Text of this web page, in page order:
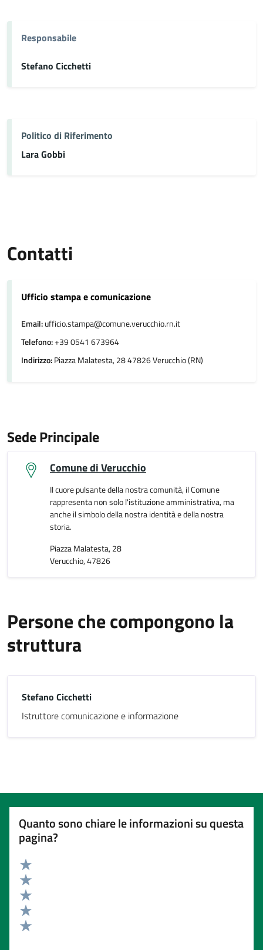
Responsabile
Stefano Cicchetti
Politico di Riferimento
Lara Gobbi
Contatti
Ufficio stampa e comunicazione
Email:ufficio.stampa@comune.verucchio.rn.it
Telefono:+39 0541 673964
Indirizzo:Piazza Malatesta, 28 47826 Verucchio (RN)
Sede Principale
Comune di Verucchio
Il cuore pulsante della nostra comunità, il Comune
rappresenta non solo l'istituzione amministrativa, ma
anche il simbolo della nostra identità e della nostra
storia.
Piazza Malatesta, 28
Verucchio, 47826
Persone che compongono la
struttura
Stefano Cicchetti
Istruttore comunicazione e informazione
Quanto sono chiare le informazioni su questa
pagina?
Valuta 5 stelle su 5
Valuta 4 stelle su 5
Valuta 3 stelle su 5
Valuta 2 stelle su 5